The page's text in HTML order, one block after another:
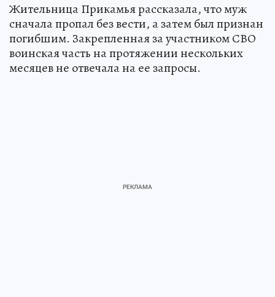
Жительница Прикамья рассказала, что муж
сначала пропал без вести, а затем был признан
погибшим. Закрепленная за участником СВО
воинская часть на протяжении нескольких
месяцев не отвечала на ее запросы.